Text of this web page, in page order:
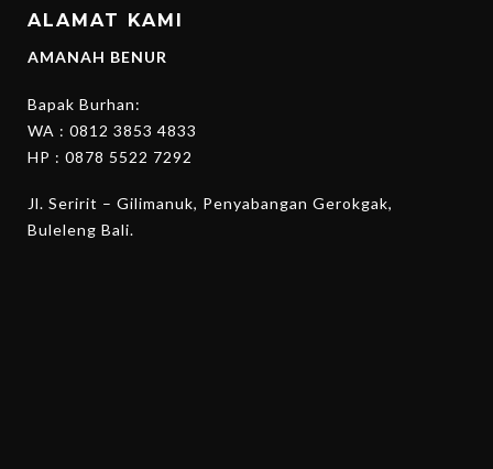
ALAMAT KAMI
AMANAH BENUR
Bapak Burhan:
WA : 0812 3853 4833
HP : 0878 5522 7292
Jl. Seririt – Gilimanuk, Penyabangan Gerokgak,
Buleleng Bali.